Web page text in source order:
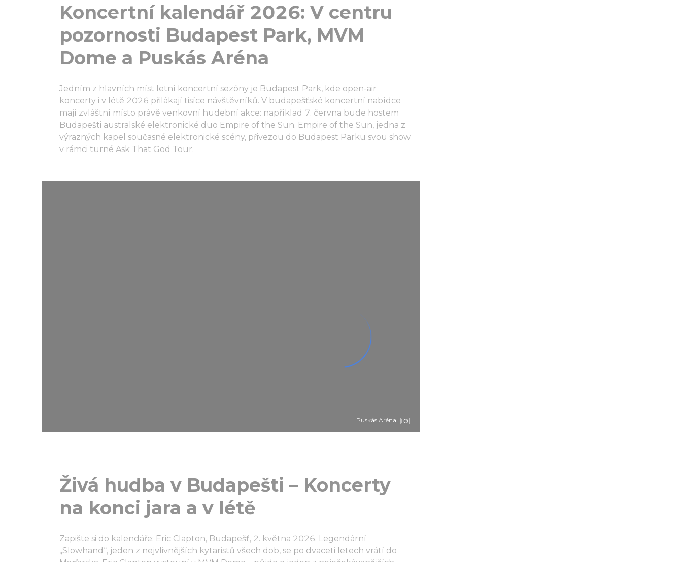
Koncertní kalendář 2026: V centru
pozornosti Budapest Park, MVM
Dome a Puskás Aréna
Jedním z hlavních míst letní koncertní sezóny je Budapest Park, kde open-air
koncerty i v létě 2026 přilákají tisíce návštěvníků. V budapešťské koncertní nabídce
mají zvláštní místo právě venkovní hudební akce: například 7. června bude hostem
Budapešti australské elektronické duo Empire of the Sun. Empire of the Sun, jedna z
výrazných kapel současné elektronické scény, přivezou do Budapest Parku svou show
v rámci turné Ask That God Tour.
Puskás Aréna
Živá hudba v Budapešti – Koncerty
na konci jara a v létě
Zapište si do kalendáře: Eric Clapton, Budapešť, 2. května 2026. Legendární
„Slowhand“, jeden z nejvlivnějších kytaristů všech dob, se po dvaceti letech vrátí do